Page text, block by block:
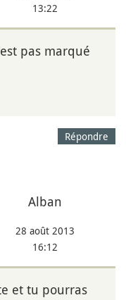
13:22
pas marqué
Répondre
Alban
28 août 2013
16:12
et tu pourras